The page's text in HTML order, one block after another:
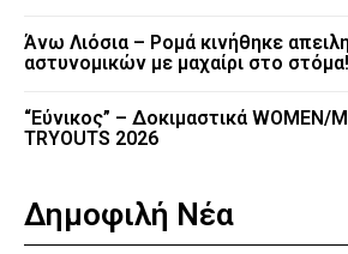
Άνω Λιόσια – Ρομά κινήθηκε
αστυνομικών με μαχαίρι στο
“Εύνικος” – Δοκιμαστικά WOMEN/
TRYOUTS 2026
Δημοφιλή Νέα